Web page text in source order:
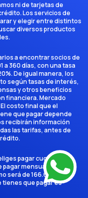
ni de tarjetas de
Los servicios de
y elegir entre distintos
diversos productos
a encontrar socios de
a 360 días, con una tasa
De igual manera, los
según tasas de interés,
y otros beneficios
financiera. Mercado
costo final que el
que pagar depende
recibirán información
las tarifas, antes de
pagar cuotas en 6
mensualmente es
será de 166.666,7
tienes que pagar es